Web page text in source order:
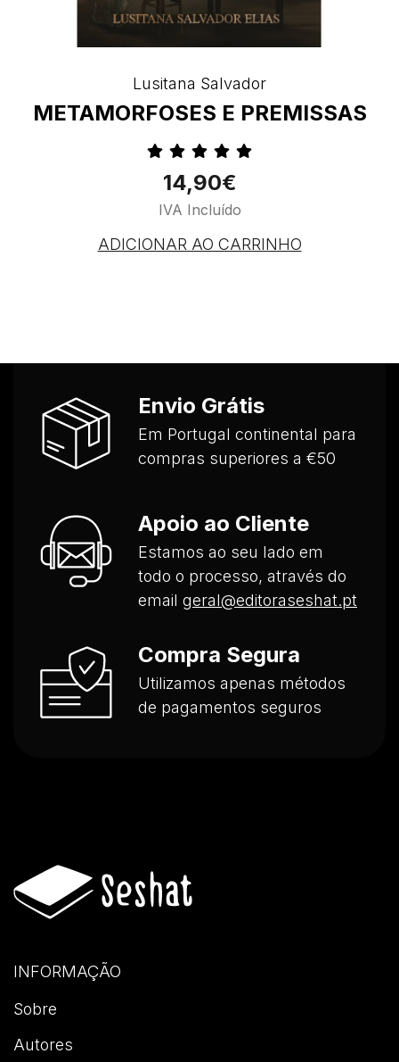
Lusitana Salvador
METAMORFOSES E PREMISSAS
14,90€
IVA Incluído
ADICIONAR AO CARRINHO
Envio Grátis
Em Portugal continental para
compras superiores a €50
Apoio ao Cliente
Estamos ao seu lado em
todo o processo, através do
email geral@editoraseshat.pt
Compra Segura
Utilizamos apenas métodos
de pagamentos seguros
INFORMAÇÃO
Sobre
Autores